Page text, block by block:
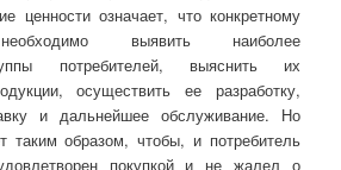
ценности означает, что конкретному
выявить наиболее
потребителей, выяснить их
осуществить ее разработку,
и дальнейшее обслуживание. Но
таким образом, чтобы, и потребитель
покупкой и не жалел о